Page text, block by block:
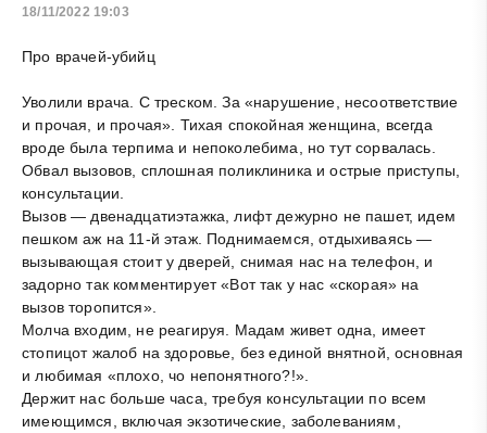
18/11/2022 19:03
Про врачей-убийц
Уволили врача. С треском. За «нарушение, несоответствие
и прочая, и прочая». Тихая спокойная женщина, всегда
вроде была терпима и непоколебима, но тут сорвалась.
Обвал вызовов, сплошная поликлиника и острые приступы,
консультации.
Вызов — двенадцатиэтажка, лифт дежурно не пашет, идем
пешком аж на 11-й этаж. Поднимаемся, отдыхиваясь —
вызывающая стоит у дверей, снимая нас на телефон, и
задорно так комментирует «Вот так у нас «скорая» на
вызов торопится».
Молча входим, не реагируя. Мадам живет одна, имеет
стопицот жалоб на здоровье, без единой внятной, основная
и любимая «плохо, чо непонятного?!».
Держит нас больше часа, требуя консультации по всем
имеющимся, включая экзотические, заболеваниям,